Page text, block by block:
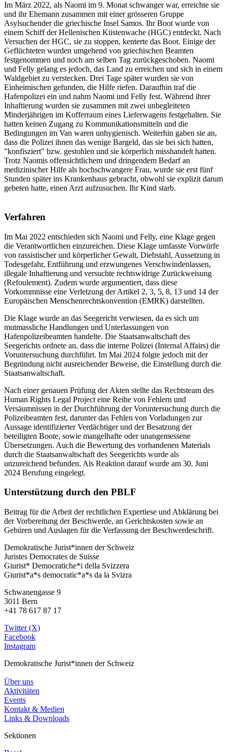
Im März 2022, als Naomi im 9. Monat schwanger war, erreichte sie
und ihr Ehemann zusammen mit einer grösseren Gruppe
Asylsuchender die griechische Insel Samos. Ihr Boot wurde von
einem Schiff der Hellenischen Küstenwache (HGC) entdeckt. Nach
Versuchen der HGC, sie zu stoppen, kenterte das Boot. Einige der
Geflüchteten wurden umgehend von griechischen Beamten
festgenommen und noch am selben Tag zurückgeschoben. Naomi
und Felly gelang es jedoch, das Land zu erreichen und sich in einem
Waldgebiet zu verstecken. Drei Tage später wurden sie von
Einheimischen gefunden, die Hilfe riefen. Daraufhin traf die
Hafenpolizei ein und nahm Naomi und Felly fest. Während ihrer
Inhaftierung wurden sie zusammen mit zwei unbegleiteten
Minderjährigen im Kofferraum eines Lieferwagens festgehalten. Sie
hatten keinen Zugang zu Kommunikationsmitteln und die
Bedingungen im Van waren unhygienisch. Weiterhin gaben sie an,
dass die Polizei ihnen das wenige Bargeld, das sie bei sich hatten,
"konfisziert" bzw. gestohlen und sie körperlich misshandelt hatten.
Trotz Naomis offensichtlichem und dringendem Bedarf an
medizinischer Hilfe als hochschwangere Frau, wurde sie erst fünf
Stunden später ins Krankenhaus gebracht, obwohl sie explizit darum
gebeten hatte, einen Arzt aufzusuchen. Ihr Kind starb.
Verfahren
Im Mai 2022 entschieden sich Naomi und Felly, eine Klage gegen
die Verantwortlichen einzureichen. Diese Klage umfasste Vorwürfe
von rassistischer und körperlicher Gewalt, Diebstahl, Aussetzung in
Todesgefahr, Entführung und erzwungenes Verschwindenlassen,
illegale Inhaftierung und versuchte rechtswidrige Zurückweisung
(Refoulement). Zudem wurde argumentiert, dass diese
Vorkommnisse eine Verletzung der Artikel 2, 3, 5, 8, 13 und 14 der
Europäischen Menschenrechtskonvention (EMRK) darstellten.
Die Klage wurde an das Seegericht verwiesen, da es sich um
mutmassliche Handlungen und Unterlassungen von
Hafenpolizeibeamten handelte. Die Staatsanwaltschaft des
Seegerichts ordnete an, dass die interne Polizei (Internal Affairs) die
Voruntersuchung durchführt. Im Mai 2024 folgte jedoch mit der
Begründung nicht ausreichender Beweise, die Einstellung durch die
Staatsanwaltschaft.
Nach einer genauen Prüfung der Akten stellte das Rechtsteam des
Human Rights Legal Project eine Reihe von Fehlern und
Versäumnissen in der Durchführung der Voruntersuchung durch die
Polizeibeamten fest, darunter das Fehlen von Vorladungen zur
Aussage identifizierter Verdächtiger und der Besatzung der
beteiligten Boote, sowie mangelhafte oder unangemessene
Übersetzungen. Auch die Bewertung des vorhandenen Materials
durch die Staatsanwaltschaft des Seegerichts wurde als
unzureichend befunden. Als Reaktion darauf wurde am 30. Juni
2024 Berufung eingelegt.
Unterstützung durch den PBLF
Beitrag für die Arbeit der rechtlichen Expertiese und Abklärung bei
der Vorbereitung der Beschwerde, an Gerichtskosten sowie an
Gebüren und Auslagen für die Verfassung der Beschwerdeschrift.
Demokratische Jurist*innen der Schweiz
Juristes Democrates de Suisse
Giurist* Democratiche*i della Svizzera
Giurist*a*s democratic*a*s da la Svizra
Schwanengasse 9
3011 Bern
+41 78 617 87 17
Twitter (X)
Facebook
Instagram
Demokratische Jurist*innen der Schweiz
Über uns
Aktivitäten
Events
Kontakt & Medien
Links & Downloads
Sektionen